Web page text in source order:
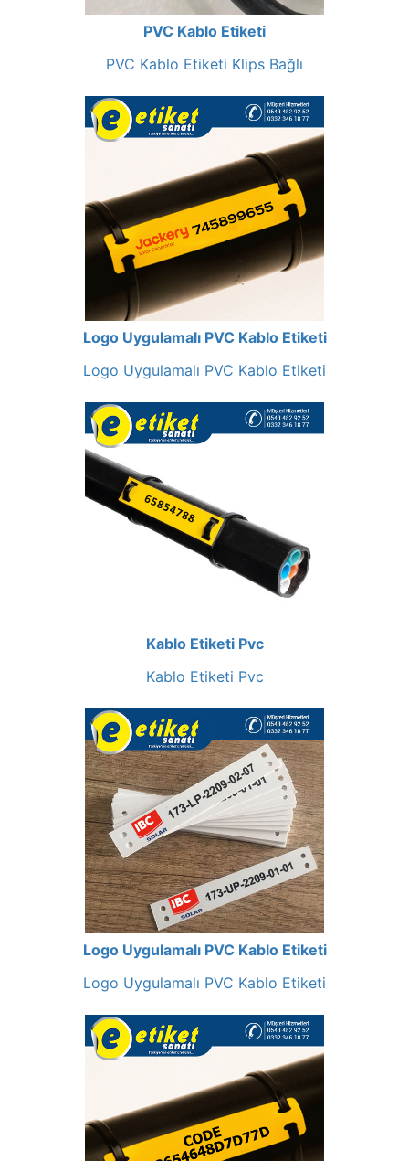
PVC Kablo Etiketi
PVC Kablo Etiketi Klips Bağlı
Logo Uygulamalı PVC Kablo Etiketi
Logo Uygulamalı PVC Kablo Etiketi
Kablo Etiketi Pvc
Kablo Etiketi Pvc
Logo Uygulamalı PVC Kablo Etiketi
Logo Uygulamalı PVC Kablo Etiketi